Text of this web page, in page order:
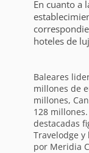
En cuanto a
hoteles de
Baleares
millones de
millones,
128
destacadas
Travelodge
por Meridia